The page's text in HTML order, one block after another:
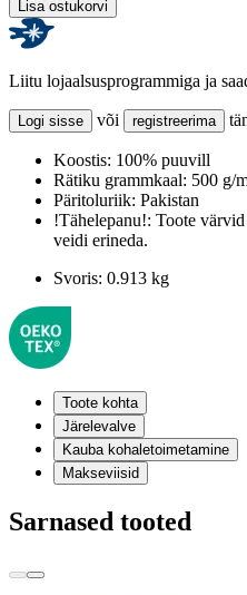
Lisa ostukorvi
Liitu lojaalsusprogrammiga ja
Logi sisse või registreerima
Koostis: 100% puuvill
Rätiku grammkaal: 500 g/
Päritoluriik: Pakistan
!Tähelepanu!: Toote
veidi erineda.
Svoris: 0.913 kg
Toote kohta
Järelevalve
Kauba kohaletoimetamine
Makseviisid
Sarnased tooted